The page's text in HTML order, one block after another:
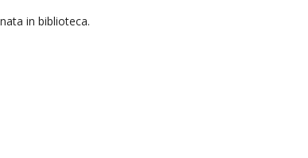
in biblioteca.